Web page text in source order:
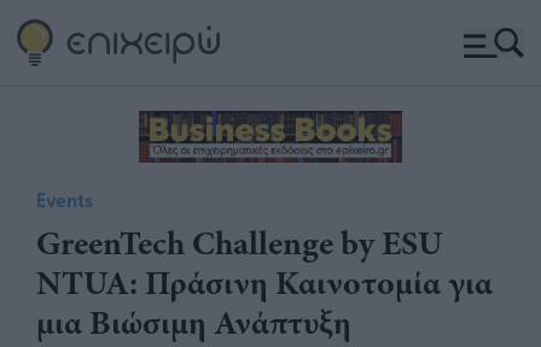
Events
GreenTech Challenge by ESU
NTUA: Πράσινη Καινοτομία για
μια Βιώσιμη Ανάπτυξη